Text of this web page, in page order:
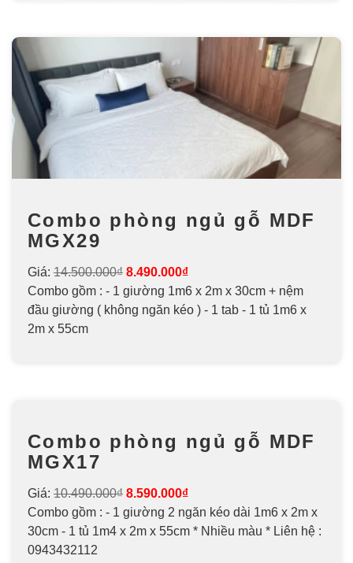
Combo phòng ngủ gỗ MDF
MGX29
Giá: 14.500.000₫ 8.490.000₫
Combo gồm : - 1 giường 1m6 x 2m x 30cm + nệm
đầu giường ( không ngăn kéo ) - 1 tab - 1 tủ 1m6 x
2m x 55cm
Combo phòng ngủ gỗ MDF
MGX17
Giá: 10.490.000₫ 8.590.000₫
Combo gồm : - 1 giường 2 ngăn kéo dài 1m6 x 2m x
30cm - 1 tủ 1m4 x 2m x 55cm * Nhiều màu * Liên hệ :
0943432112